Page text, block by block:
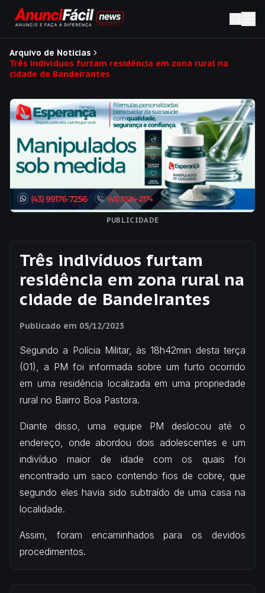
Arquivo de Noticias
Três indivíduos furtam residência em zona rural na
cidade de Bandeirantes
PUBLICIDADE
Três indivíduos furtam
residência em zona rural na
cidade de Bandeirantes
Publicado em 05/12/2023
Segundo a Polícia Militar, às 18h42min desta terça
(01), a PM foi informada sobre um furto ocorrido
em uma residência localizada em uma propriedade
rural no Bairro Boa Pastora.
Diante disso, uma equipe PM deslocou até o
endereço, onde abordou dois adolescentes e um
indivíduo maior de idade com os quais foi
encontrado um saco contendo fios de cobre, que
segundo eles havia sido subtraído de uma casa na
localidade.
Assim, foram encaminhados para os devidos
procedimentos.